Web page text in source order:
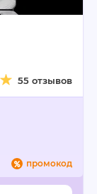
55 отзывов
промокод